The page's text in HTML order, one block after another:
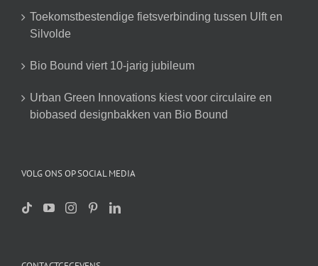
Toekomstbestendige fietsverbinding tussen Ulft en
Silvolde
Bio Bound viert 10-jarig jubileum
Urban Green Innovations kiest voor circulaire en
biobased designbakken van Bio Bound
VOLG ONS OP SOCIAL MEDIA